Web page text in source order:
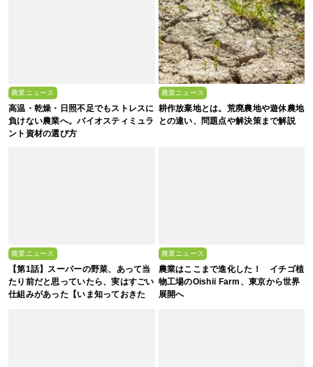
農業ニュース
高温・乾燥・日照不足でもストレスに
負けない農業へ。バイオスティミュラ
ント資材の選び方
農業ニュース
耕作放棄地とは。荒廃農地や遊休農地
との違い、問題点や解決策まで解説
農業ニュース
【第1話】スーパーの野菜、あって当
たり前だと思っていたら、実はすごい
仕組みがあった【いま知っておきた
農業ニュース
農業はここまで進化した！ イチゴ植
物工場のOishii Farm、東京から世界
展開へ